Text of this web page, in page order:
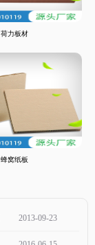
荷力板材
蜂窝纸板
2013-09-23